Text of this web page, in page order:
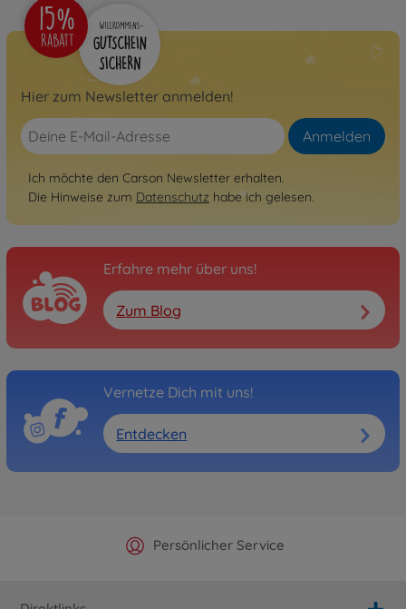
Hier zum Newsletter anmelden!
Anmelden
Ich möchte den Carson Newsletter erhalten.
Die Hinweise zum Datenschutz habe ich gelesen.
Erfahre mehr über uns!
Zum Blog
Vernetze Dich mit uns!
Entdecken
Offizieller Hersteller Shop
Persönlicher Service
Versandkostenfrei ab 25€
Schnelle Lieferung